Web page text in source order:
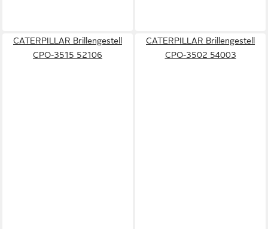
CATERPILLAR Brillengestell
CPO-3515 52106
CATERPILLAR Brillengestell
CPO-3502 54003